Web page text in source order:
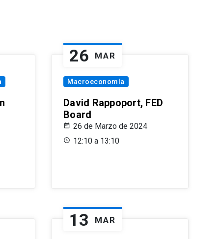
26 MAR
Macroeconomía
David Rappoport, FED
Board
26 de Marzo de 2024
12:10 a 13:10
13 MAR